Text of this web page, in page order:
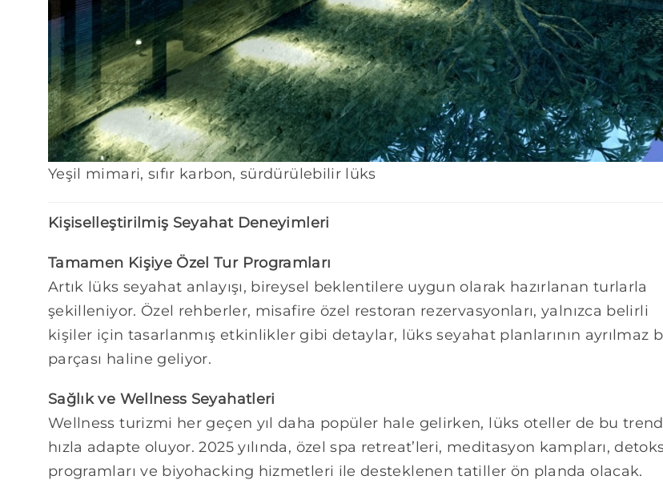
Yeşil mimari, sıfır karbon, sürdürülebilir lüks
Kişiselleştirilmiş Seyahat Deneyimleri
Tamamen Kişiye Özel Tur Programları
Artık lüks seyahat anlayışı, bireysel beklentilere uygun olarak hazırlanan turlarla
şekilleniyor. Özel rehberler, misafire özel restoran rezervasyonları, yalnızca belirli
kişiler için tasarlanmış etkinlikler gibi detaylar, lüks seyahat planlarının ayrılmaz
parçası haline geliyor.
Sağlık ve Wellness Seyahatleri
Wellness turizmi her geçen yıl daha popüler hale gelirken, lüks oteller de bu
hızla adapte oluyor. 2025 yılında, özel spa retreat’leri, meditasyon kampları,
programları ve biyohacking hizmetleri ile desteklenen tatiller ön planda olacak.